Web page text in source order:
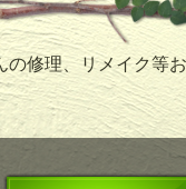
の修理、リメイク等